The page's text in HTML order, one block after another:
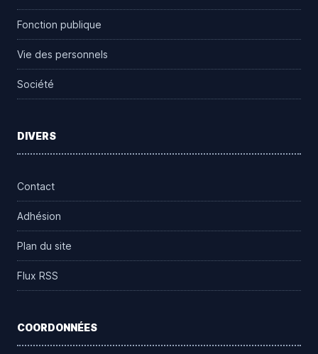
Fonction publique
Vie des personnels
Société
DIVERS
Contact
Adhésion
Plan du site
Flux RSS
COORDONNÉES